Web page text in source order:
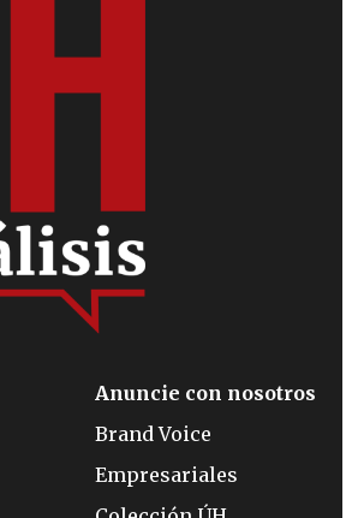
Anuncie con nosotros
Brand Voice
Empresariales